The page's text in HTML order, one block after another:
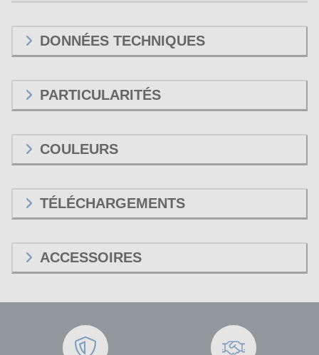
DONNÉES TECHNIQUES
PARTICULARITÉS
COULEURS
TÉLÉCHARGEMENTS
ACCESSOIRES